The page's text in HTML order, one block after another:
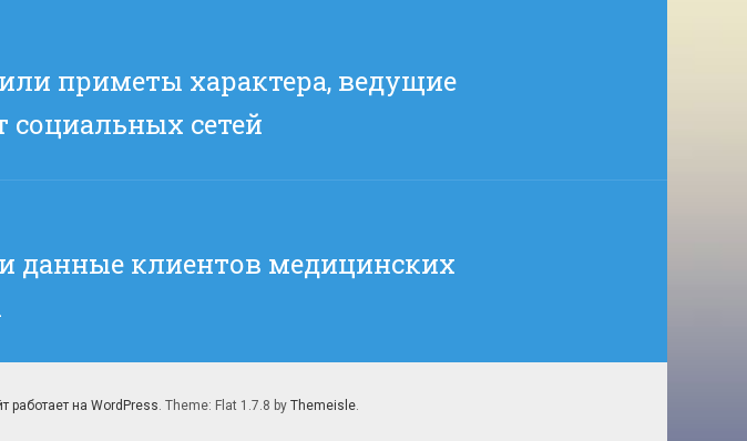
приметы характера, ведущие
социальных сетей
данные клиентов медицинских
работает на WordPress . Theme: Flat 1.7.8 by Themeisle.